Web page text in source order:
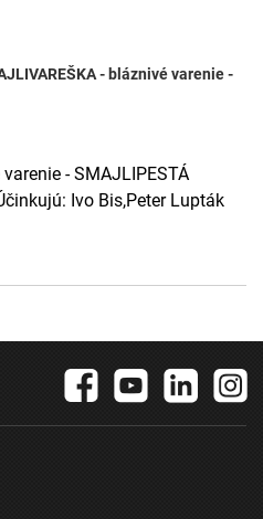
- bláznivé varenie -
- SMAJLIPESTÁ
Ivo Bis,Peter Lupták